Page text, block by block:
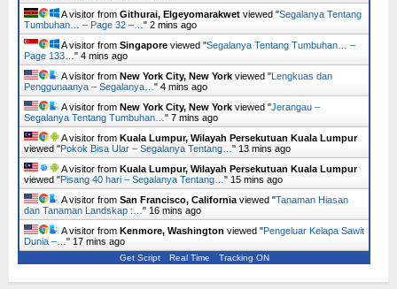
A visitor from Githurai, Elgeyomarakwet viewed "Segalanya Tentang
Tumbuhan… – Page 32 –… " 2 mins ago
A visitor from Singapore viewed "Segalanya Tentang Tumbuhan… –
Page 133… " 4 mins ago
A visitor from New York City, New York viewed "Lengkuas dan
Penggunaanya – Segalanya… " 4 mins ago
A visitor from New York City, New York viewed "Jerangau –
Segalanya Tentang Tumbuhan… " 7 mins ago
A visitor from Kuala Lumpur, Wilayah Persekutuan Kuala Lumpur
viewed "Pokok Bisa Ular – Segalanya Tentang… " 13 mins ago
A visitor from Kuala Lumpur, Wilayah Persekutuan Kuala Lumpur
viewed "Pisang 40 hari – Segalanya Tentang… " 15 mins ago
A visitor from San Francisco, California viewed "Tanaman Hiasan
dan Tanaman Landskap :… " 16 mins ago
A visitor from Kenmore, Washington viewed "Pengeluar Kelapa Sawit
Dunia –… " 17 mins ago
Get Script Real Time Tracking ON